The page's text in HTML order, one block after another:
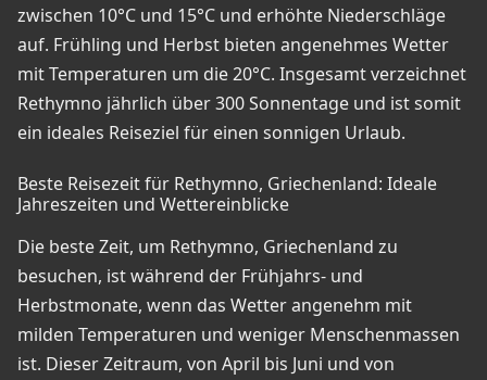
zwischen 10°C und 15°C und erhöhte Niederschläge
auf. Frühling und Herbst bieten angenehmes Wetter
mit Temperaturen um die 20°C. Insgesamt verzeichnet
Rethymno jährlich über 300 Sonnentage und ist somit
ein ideales Reiseziel für einen sonnigen Urlaub.
Beste Reisezeit für Rethymno, Griechenland: Ideale
Jahreszeiten und Wettereinblicke
Die beste Zeit, um Rethymno, Griechenland zu
besuchen, ist während der Frühjahrs- und
Herbstmonate, wenn das Wetter angenehm mit
milden Temperaturen und weniger Menschenmassen
ist. Dieser Zeitraum, von April bis Juni und von